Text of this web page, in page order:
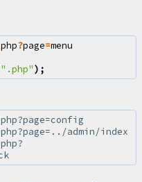
php?page=menu
".php");